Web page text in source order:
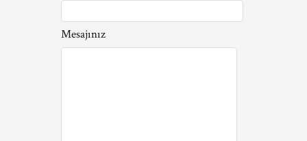
Mesajınız